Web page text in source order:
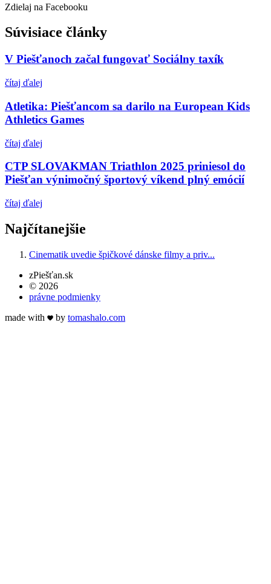
Zdielaj na Facebooku
Súvisiace články
V Piešťanoch začal fungovať Sociálny taxík
čítaj ďalej
Atletika: Piešťancom sa darilo na European Kids
Athletics Games
čítaj ďalej
CTP SLOVAKMAN Triathlon 2025 priniesol do
Piešťan výnimočný športový víkend plný emócií
čítaj ďalej
Najčítanejšie
Cinematik uvedie špičkové dánske filmy a priv...
zPiešťan.sk
© 2026
právne podmienky
made with
by tomashalo.com